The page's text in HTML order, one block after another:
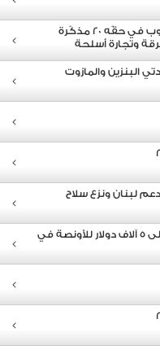
قوى الأمن: توقيف مطلوب في حقّه 20 مذكّرة
وتجارة أسلحة
البنزين والمازوت
لبنان ونزع سلاح
توقّعات بارتفاع الذهب إلى 5 آلاف دولار للأونصة في